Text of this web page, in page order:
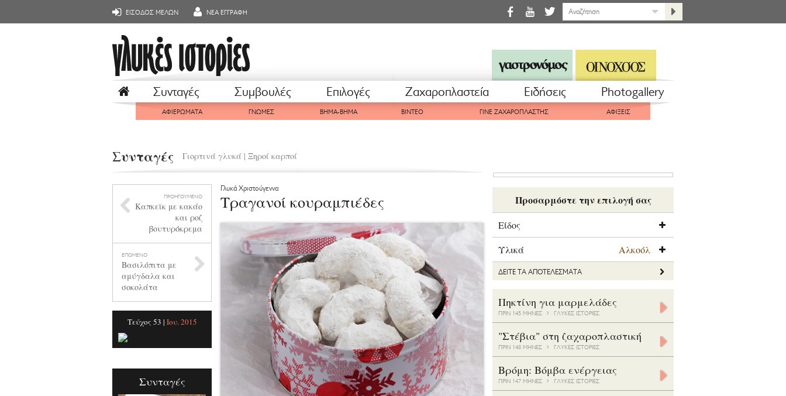
ΕΙΣΟΔΟΣ ΜΕΛΩΝ ΝΕΑ ΕΓΓΡΑΦΗ
Συνταγές Συμβουλές Επιλογές Ζαχαροπλαστεία Eιδήσεις Photogallery
ΑΦΙΕΡΩΜΑΤΑ ΓΝΩΜΕΣ ΒΗΜΑ-ΒΗΜΑ ΒΙΝΤΕΟ ΓΙΝΕ ΖΑΧΑΡΟΠΛΑΣΤΗΣ ΑΦΙΞΕΙΣ
Συνταγές Γιορτινά γλυκά | Ξηροί καρποί
ΠΡΟΗΓΟΥΜΕΝΟ
Καπκεϊκ με κακάο
και ροζ
βουτυρόκρεμα
ΕΠΟΜΕΝΟ
Βασιλόπιτα με
αμύγδαλα και
σοκολάτα
Τεύχος 53 | Ιου. 2015
Συνταγές
Γλυκά Χριστούγεννα
Τραγανοί κουραμπιέδες Προσαρμόστε την επιλογή σας
Είδος
Υλικά
Αλκοόλ
ΔΕΙΤΕ ΤΑ ΑΠΟΤΕΛΕΣΜΑΤΑ
Πηκτίνη για μαρμελάδες
ΠΡΙΝ 145 ΜΗΝΕΣ ΓΛΥΚΕΣ ΙΣΤΟΡΙΕΣ
"Στέβια" στη ζαχαροπλαστική
ΠΡΙΝ 148 ΜΗΝΕΣ ΓΛΥΚΕΣ ΙΣΤΟΡΙΕΣ
Bρόμη: Βόμβα ενέργειας
ΠΡΙΝ 147 ΜΗΝΕΣ ΓΛΥΚΕΣ ΙΣΤΟΡΙΕΣ